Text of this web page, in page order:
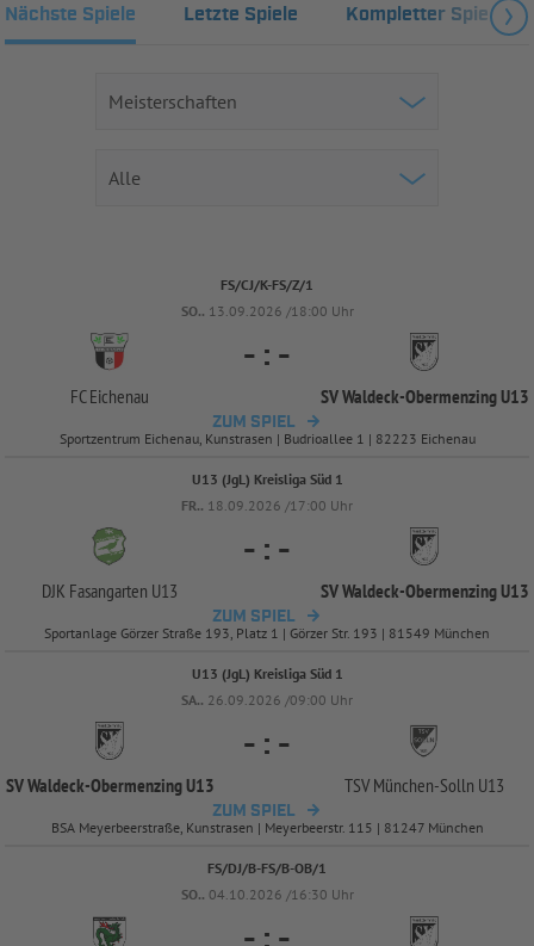
Nächste Spiele Letzte Spiele Kompletter Spielplan
FS/CJ/K-FS/Z/1
SO.. 13.09.2026 /18:00 Uhr
FC Eichenau
- : -
SV Waldeck-Obermenzing U13
ZUM SPIEL
Sportzentrum Eichenau, Kunstrasen | Budrioallee 1 | 82223 Eichenau
U13 (JgL) Kreisliga Süd 1
FR.. 18.09.2026 /17:00 Uhr
DJK Fasangarten U13
- : -
SV Waldeck-Obermenzing U13
ZUM SPIEL
Sportanlage Görzer Straße 193, Platz 1 | Görzer Str. 193 | 81549 München
U13 (JgL) Kreisliga Süd 1
SA.. 26.09.2026 /09:00 Uhr
SV Waldeck-Obermenzing U13
- : -
TSV München-Solln U13
ZUM SPIEL
BSA Meyerbeerstraße, Kunstrasen | Meyerbeerstr. 115 | 81247 München
FS/DJ/B-FS/B-OB/1
SO.. 04.10.2026 /16:30 Uhr